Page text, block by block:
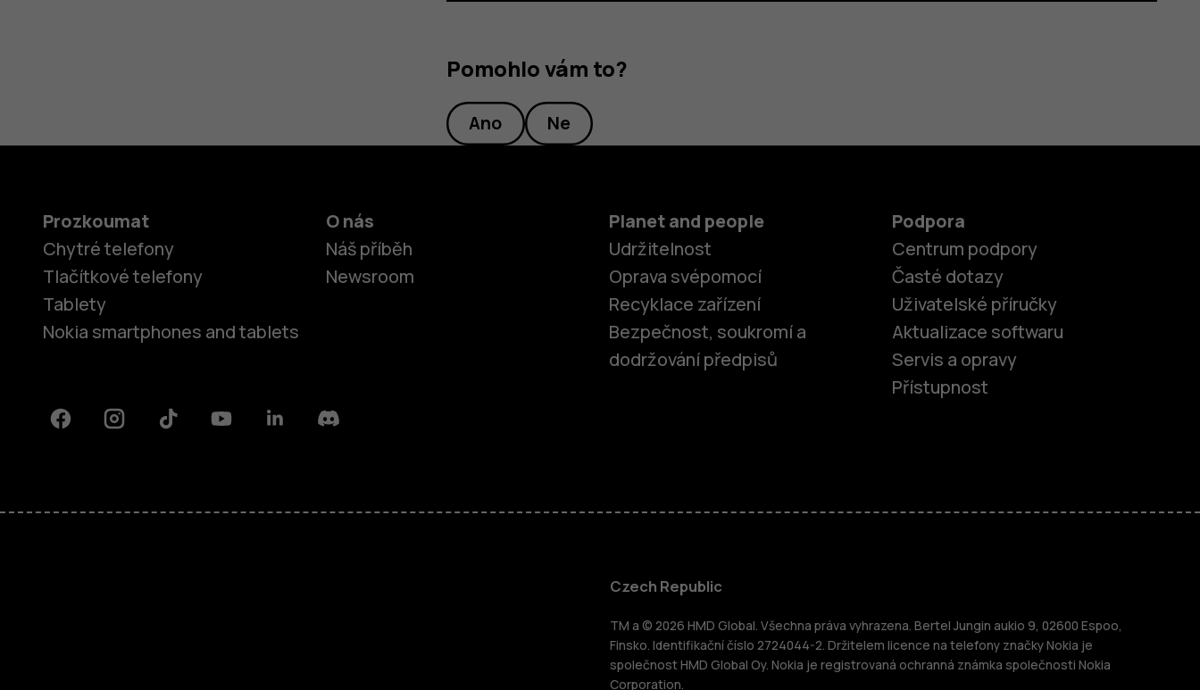
Chytré telefony
Tlačítkové telefony
Pomohlo vám to?
Ano Ne
Prozkoumat
Chytré telefony
Tlačítkové telefony
Tablety
Nokia smartphones and tablets
O nás
Náš příběh
Newsroom
Planet and people
Udržitelnost
Oprava svépomocí
Recyklace zařízení
Bezpečnost, soukromí a
dodržování předpisů
Podpora
Centrum podpory
Časté dotazy
Uživatelské příručky
Aktualizace softwaru
Servis a opravy
Přístupnost
FacebookInstagramTiktok YoutubeLinkedinDiscord
Czech Republic
TM a © 2026 HMD Global. Všechna práva vyhrazena. Bertel Jungin aukio 9, 02600 Espoo,
Finsko. Identifikační číslo 2724044-2. Držitelem licence na telefony značky Nokia je
společnost HMD Global Oy. Nokia je registrovaná ochranná známka společnosti Nokia
Corporation.